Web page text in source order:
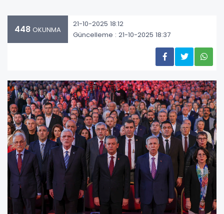
448 OKUNMA
21-10-2025 18:12
Güncelleme : 21-10-2025 18:37